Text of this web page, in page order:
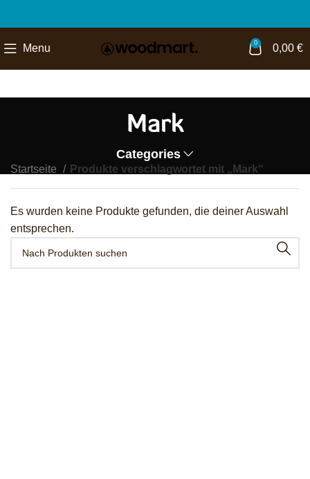
Menu 0 0,00 €
Mark
Categories
Startseite Produkte verschlagwortet mit „Mark“
Es wurden keine Produkte gefunden, die deiner Auswahl
entsprechen.